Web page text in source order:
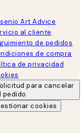
Art Advice
al cliente
de pedidos
de compra
de privacidad
para cancelar
pedido
cookies